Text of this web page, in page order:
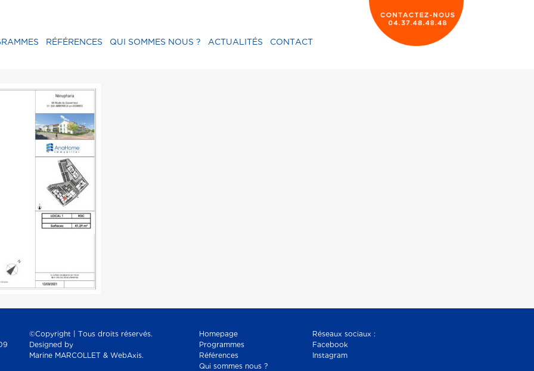
RÉFÉRENCES QUI SOMMES NOUS ? ACTUALITÉS CONTACT
©Copyright | Tous droits réservés.
Designed by
Marine MARCOLLET & WebAxis.
Homepage
Programmes
Références
Qui sommes nous ?
Réseaux sociaux :
Facebook
Instagram